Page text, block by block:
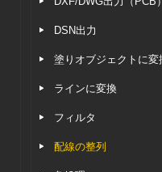
DSN出力
塗りオブジェクトに変
ラインに変換
フィルタ
配線の整列